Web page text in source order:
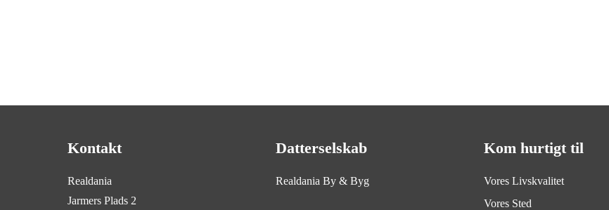
Kontakt
Realdania
Jarmers Plads 2
Datterselskab
Realdania By & Byg
Kom hurtigt til
Vores Livskvalitet
Vores Sted